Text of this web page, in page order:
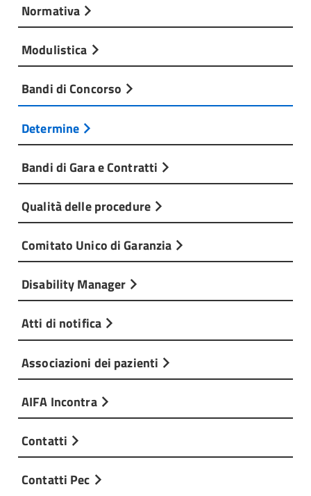
Normativa
Modulistica
Bandi di Concorso
Determine
Bandi di Gara e Contratti
Qualità delle procedure
Comitato Unico di Garanzia
Disability Manager
Atti di notifica
Associazioni dei pazienti
AIFA Incontra
Contatti
Contatti Pec